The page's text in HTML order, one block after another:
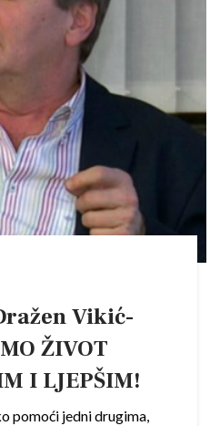
Vikić-
ŽIVOT
I LJEPŠIM!
pomoći jedni drugima,